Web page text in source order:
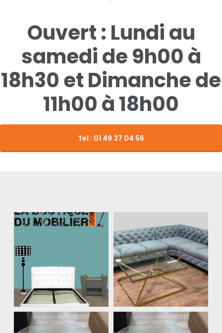
Ouvert : Lundi au
samedi de 9h00 à
18h30 et Dimanche de
11h00 à 18h00
Tel : 01 49 37 04 56
Chevet
Coffre
Console
Meuble Chaussure
Vitrine
Literie
Table
Table Basse
Contact